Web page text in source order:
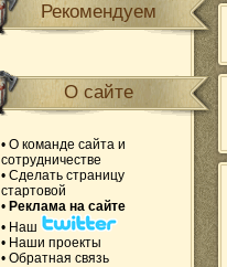
Рекомендуем
О сайте
• О команде сайта и
сотрудничестве
• Сделать страницу
стартовой
• Реклама на сайте
• Наш
• Наши проекты
• Обратная связь